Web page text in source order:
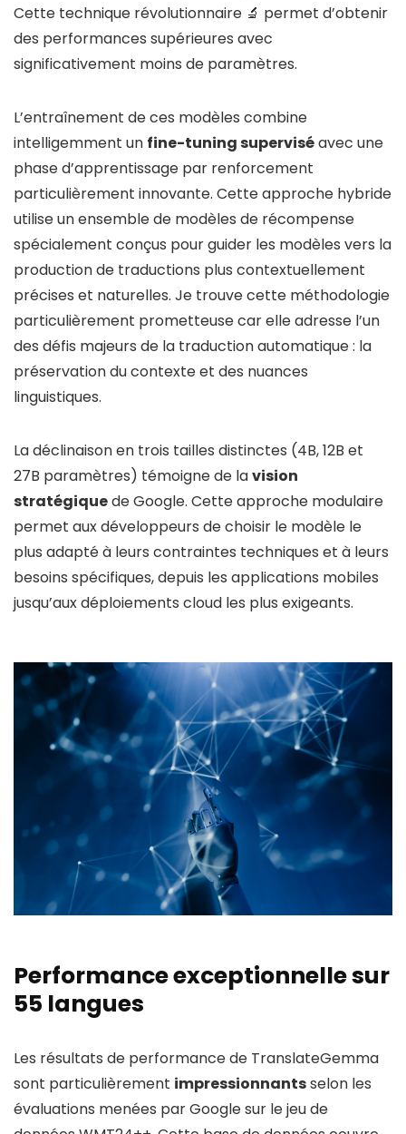
Cette technique révolutionnaire 🔬 permet d’obtenir
des performances supérieures avec
significativement moins de paramètres.
L’entraînement de ces modèles combine
intelligemment un fine-tuning superviséavec une
phase d’apprentissage par renforcement
particulièrement innovante. Cette approche hybride
utilise un ensemble de modèles de récompense
spécialement conçus pour guider les modèles vers la
production de traductions plus contextuellement
précises et naturelles. Je trouve cette méthodologie
particulièrement prometteuse car elle adresse l’un
des défis majeurs de la traduction automatique : la
préservation du contexte et des nuances
linguistiques.
La déclinaison en trois tailles distinctes (4B, 12B et
27B paramètres) témoigne de lavision
stratégiquede Google. Cette approche modulaire
permet aux développeurs de choisir le modèle le
plus adapté à leurs contraintes techniques et à leurs
besoins spécifiques, depuis les applications mobiles
jusqu’aux déploiements cloud les plus exigeants.
Performance exceptionnelle sur
55 langues
Les résultats de performance de TranslateGemma
sont particulièrement impressionnantsselon les
évaluations menées par Google sur le jeu de